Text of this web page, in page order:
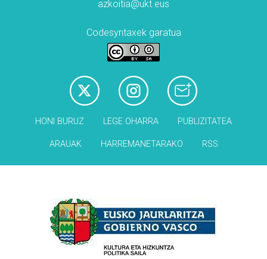
azkoitia@ukt.eus
Codesyntaxek garatua
HONI BURUZ LEGE OHARRA PUBLIZITATEA
ARAUAK HARREMANETARAKO RSS